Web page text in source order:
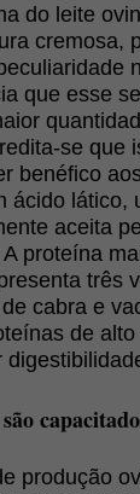
do leite
cremosa,
que esse
se que
benéfico
ácido lático,
aceita
proteína
três
cabra e
de
produção